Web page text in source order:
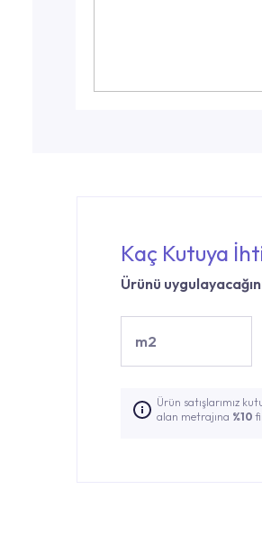
Kaç Kutuya
Ürünü
m2
Ürün satışlarımız
alan metrajına %10